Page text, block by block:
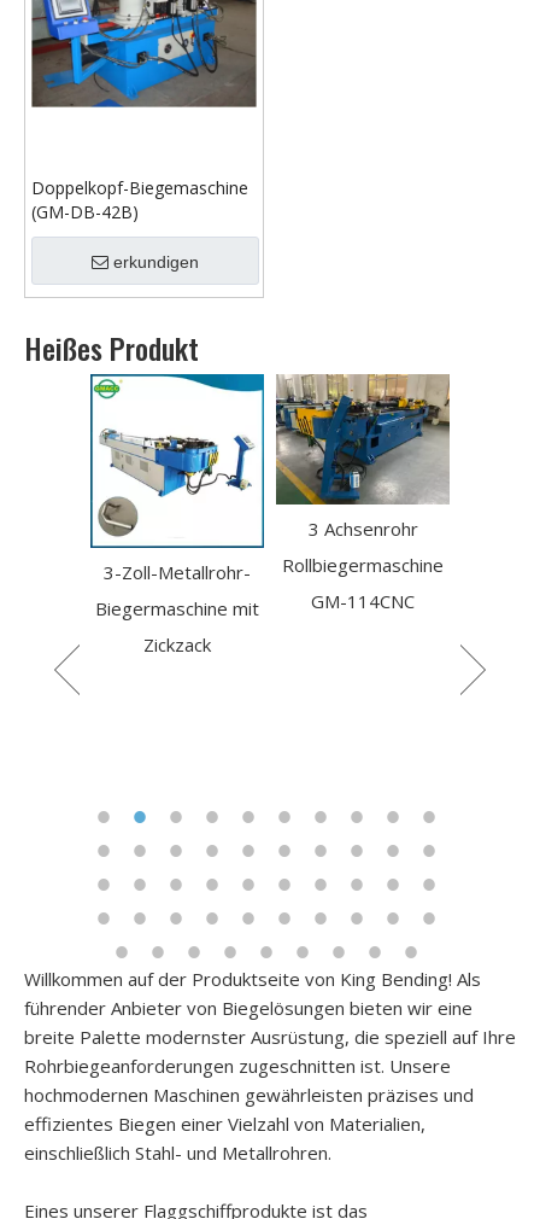
Doppelkopf-Biegemaschine
(GM-DB-42B)
erkundigen
Heißes Produkt
3-Zoll-Metallrohr-
Biegermaschine mit
Zickzack
3 Achsenrohr
Rollbiegermaschine
GM-114CNC
hydraulische
Willkommen auf der Produktseite von King Bending! Als
führender Anbieter von Biegelösungen bieten wir eine
breite Palette modernster Ausrüstung, die speziell auf Ihre
Rohrbiegeanforderungen zugeschnitten ist. Unsere
hochmodernen Maschinen gewährleisten präzises und
effizientes Biegen einer Vielzahl von Materialien,
einschließlich Stahl- und Metallrohren.
Eines unserer Flaggschiffprodukte ist das